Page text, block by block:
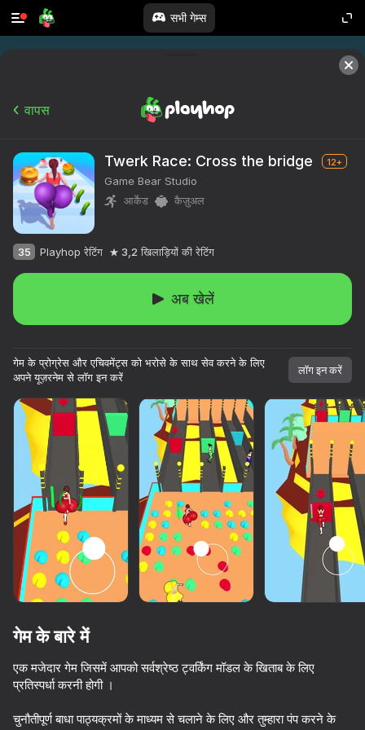
सभी गेम्स
10,000 से अधिक गेम।
सभी मुफ्त। सभी आपके।
Super knife. Cutting blade
Become a Queen
Fast and Thick
Twerk Race
वापस
Twerk Race: Cross the bridge 12+
Game Bear Studio
आर्केड
कैज़ुअल
35 Playhop रेटिंग 3,2 खिलाड़ियों की रेटिंग
अब खेलें
गेम के प्रोग्रेस और एचिवमेंट्स को भरोसे के साथ सेव करने के लिए
अपने यूज़रनेम से लॉग इन करें
लॉग इन करें
गेम के बारे में
एक मजेदार गेम जिसमें आपको सर्वश्रेष्ठ ट्वर्किंग मॉडल के खिताब के लिए
प्रतिस्पर्धा करनी होगी ।
चुनौतीपूर्ण बाधा पाठ्यक्रमों के माध्यम से चलाने के लिए और तुम्हारा पंप करने के